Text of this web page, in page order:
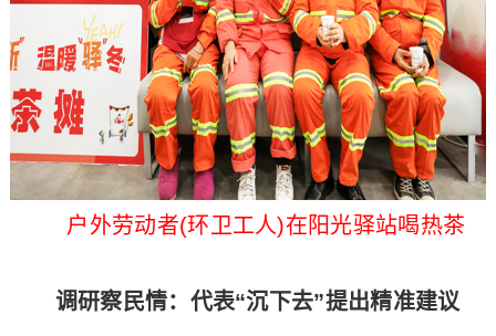
户外劳动者(环卫工人)在阳光驿站喝热茶
调研察民情：代表“沉下去”提出精准建议​